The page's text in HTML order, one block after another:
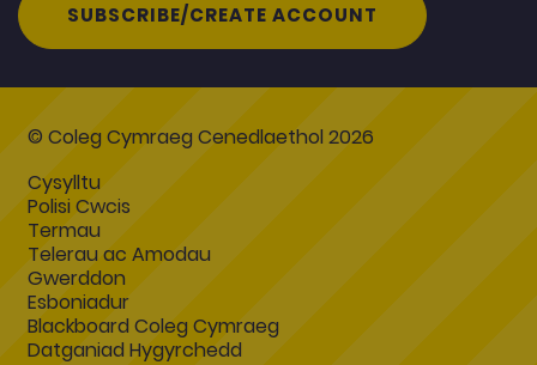
SUBSCRIBE/CREATE ACCOUNT
© Coleg Cymraeg Cenedlaethol 2026
Cysylltu
Polisi Cwcis
Termau
Telerau ac Amodau
Gwerddon
Esboniadur
Blackboard Coleg Cymraeg
Datganiad Hygyrchedd